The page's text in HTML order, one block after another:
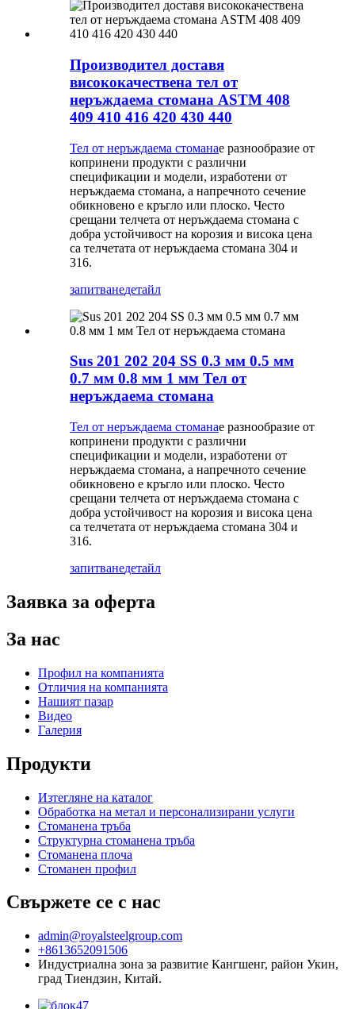
Производител доставя
висококачествена тел от
неръждаема стомана ASTM 408
409 410 416 420 430 440
Тел от неръждаема стоманае разнообразие от
копринени продукти с различни
спецификации и модели, изработени от
неръждаема стомана, а напречното сечение
обикновено е кръгло или плоско. Често
срещани телчета от неръждаема стомана с
добра устойчивост на корозия и висока цена
са телчетата от неръждаема стомана 304 и
316.
запитванедетайл
Sus 201 202 204 SS 0.3 мм 0.5 мм
0.7 мм 0.8 мм 1 мм Тел от
неръждаема стомана
Тел от неръждаема стоманае разнообразие от
копринени продукти с различни
спецификации и модели, изработени от
неръждаема стомана, а напречното сечение
обикновено е кръгло или плоско. Често
срещани телчета от неръждаема стомана с
добра устойчивост на корозия и висока цена
са телчетата от неръждаема стомана 304 и
316.
запитванедетайл
Заявка за оферта
За нас
Профил на компанията
Отличия на компанията
Нашият пазар
Видео
Галерия
Продукти
Изтегляне на каталог
Обработка на метал и персонализирани услуги
Стоманена тръба
Структурна стоманена тръба
Стоманена плоча
Стоманен профил
Свържете се с нас
admin@royalsteelgroup.com
+8613652091506
Индустриална зона за развитие Кангшенг, район Укин,
град Тиендзин, Китай.